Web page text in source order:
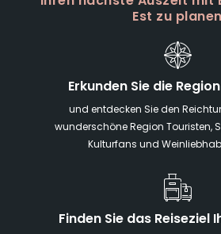
Est zu planen
Erkunden Sie die
und entdecken Sie den
wunderschöne Region Touristen,
Kulturfans und
Finden Sie das Reiseziel